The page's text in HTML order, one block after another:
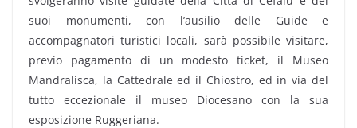
suoi monumenti, con l’ausilio delle Guide e
accompagnatori turistici locali, sarà possibile visitare,
previo pagamento di un modesto ticket, il Museo
Mandralisca, la Cattedrale ed il Chiostro, ed in via del
tutto eccezionale il museo Diocesano con la sua
esposizione Ruggeriana.